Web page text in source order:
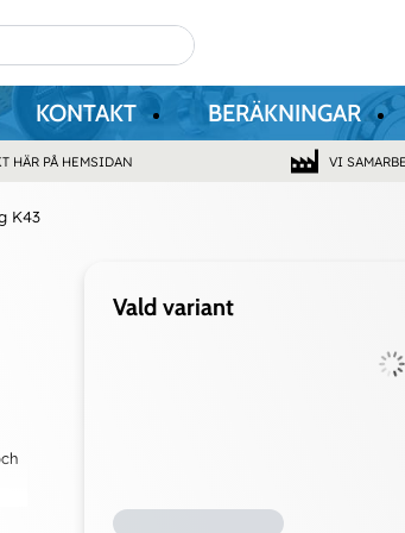
KONTAKT BERÄKNINGAR
HÄR PÅ HEMSIDAN VI
K43
Vald variant